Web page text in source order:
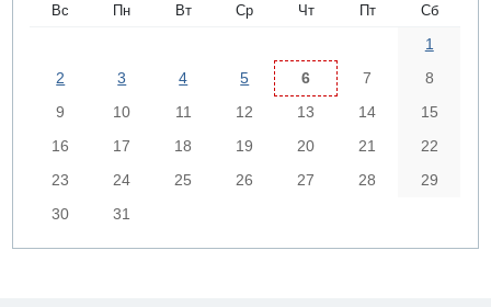
Вс Пн Вт Ср Чт Пт Сб
1
2
3 4 5 6 7
8
9
10 11 12 13 14
15
16
17 18 19 20 21
22
23
24 25 26 27 28
29
30
31